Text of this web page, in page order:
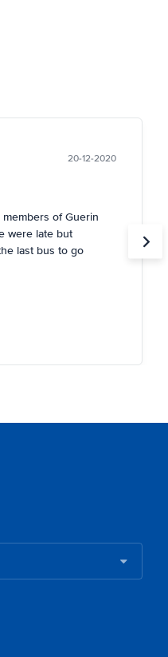
20-12-2020
of Guerin
were late but
last bus to go